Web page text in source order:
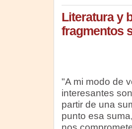
Literatura y
fragmentos
"A mi modo de
interesantes
partir de una
punto esa